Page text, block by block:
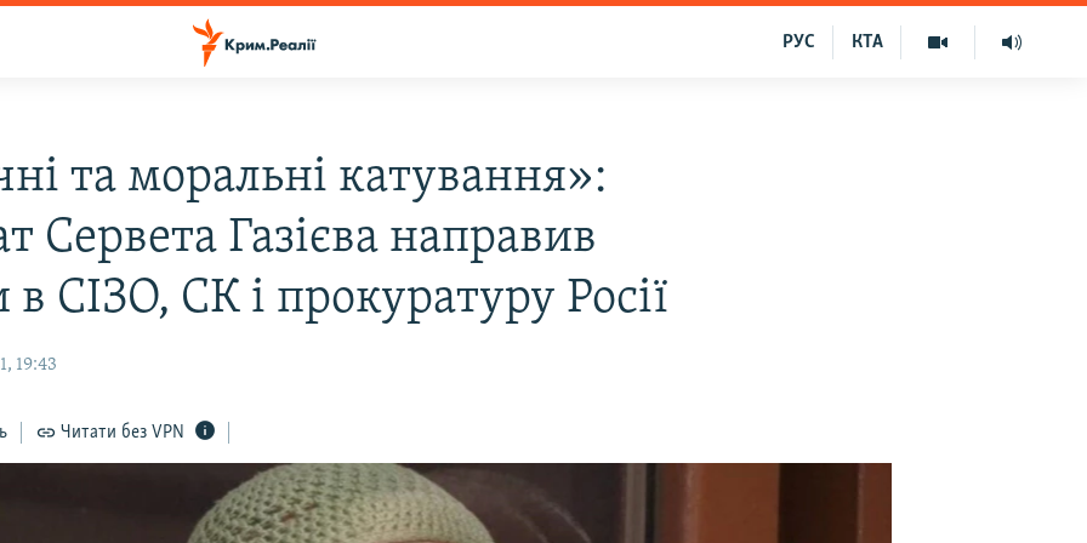
КТА
РУС
та моральні катування»:
Сервета Газієва направив
в СІЗО, СК і прокуратуру Росії
19:43
Читати без VPN